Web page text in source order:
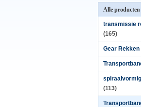
Alle producten
transmissie
(165)
Gear Rekken
(113)